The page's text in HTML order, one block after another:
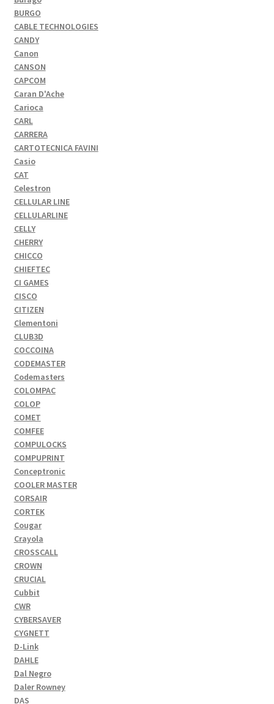
BURGO
CABLE TECHNOLOGIES
CANDY
Canon
CANSON
CAPCOM
Caran D'Ache
Carioca
CARL
CARRERA
CARTOTECNICA FAVINI
Casio
CAT
Celestron
CELLULAR LINE
CELLULARLINE
CELLY
CHERRY
CHICCO
CHIEFTEC
CI GAMES
CISCO
CITIZEN
Clementoni
CLUB3D
COCCOINA
CODEMASTER
Codemasters
COLOMPAC
COLOP
COMET
COMFEE
COMPULOCKS
COMPUPRINT
Conceptronic
COOLER MASTER
CORSAIR
CORTEK
Cougar
Crayola
CROSSCALL
CROWN
CRUCIAL
Cubbit
CWR
CYBERSAVER
CYGNETT
D-Link
DAHLE
Dal Negro
Daler Rowney
DAS